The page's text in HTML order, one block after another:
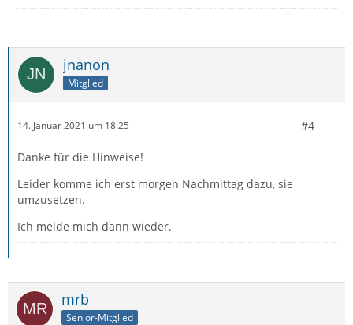
jnanon
Mitglied
14. Januar 2021 um 18:25 #4
Danke für die Hinweise!
Leider komme ich erst morgen Nachmittag dazu, sie
umzusetzen.
Ich melde mich dann wieder.
mrb
Senior-Mitglied